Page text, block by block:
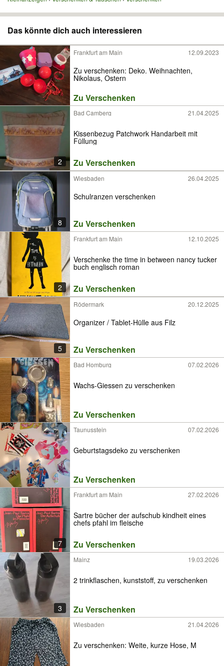
Das könnte dich auch interessieren
Frankfurt am Main 12.09.2023
Zu verschenken: Deko. Weihnachten,
Nikolaus, Ostern
Zu Verschenken
2
Bad Camberg 21.04.2025
Kissenbezug Patchwork Handarbeit mit
Füllung
Zu Verschenken
8
Wiesbaden 26.04.2025
Schulranzen verschenken
Zu Verschenken
2
Frankfurt am Main 12.10.2025
Verschenke the time in between nancy tucker
buch englisch roman
Zu Verschenken
5
Rödermark 20.12.2025
Organizer / Tablet-Hülle aus Filz
Zu Verschenken
Bad Homburg 07.02.2026
Wachs-Giessen zu verschenken
Zu Verschenken
Taunusstein 07.02.2026
Geburtstagsdeko zu verschenken
Zu Verschenken
7
Frankfurt am Main 27.02.2026
Sartre bücher der aufschub kindheit eines
chefs pfahl im fleische
Zu Verschenken
3
Mainz 19.03.2026
2 trinkflaschen, kunststoff, zu verschenken
Zu Verschenken
Wiesbaden 21.04.2026
Zu verschenken: Weite, kurze Hose, M